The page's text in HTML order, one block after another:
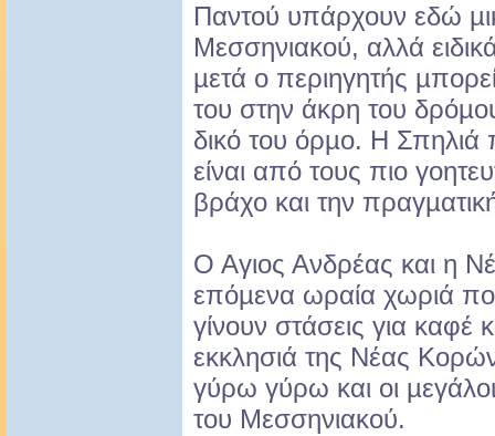
Παντού υπάρχουν εδώ
Μεσσηνιακού, αλλά
µετά ο περιηγητής
του στην άκρη του
δικό του όρµο. Η
είναι από τους πιο
βράχο και την
Ο Αγιος Ανδρέας και η
επόµενα ωραία χωριά
γίνουν στάσεις για
εκκλησιά της Νέας
γύρω γύρω και οι
του Μεσσηνιακού.